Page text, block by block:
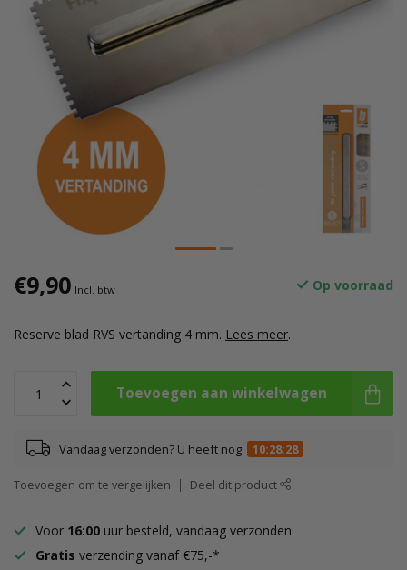
€9,90 Incl. btw Op voorraad
Reserve blad RVS vertanding 4 mm. Lees meer.
Toevoegen aan winkelwagen
Vandaag verzonden? U heeft nog: 10:28:27
Toevoegen om te vergelijken Deel dit product
Voor 16:00 uur besteld, vandaag verzonden
Gratis verzending vanaf €75,-*